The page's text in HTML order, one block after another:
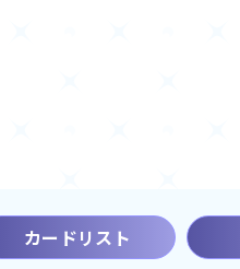
カードリスト